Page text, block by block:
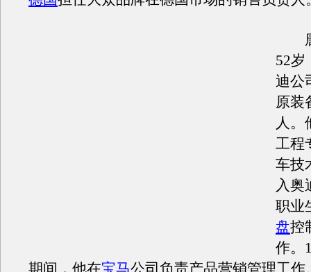
唐
52岁
迪公
原装
人。
工程
车技
入奥
职业
盘控
作。
期间，他在宝马公司负责产品营销管理工作